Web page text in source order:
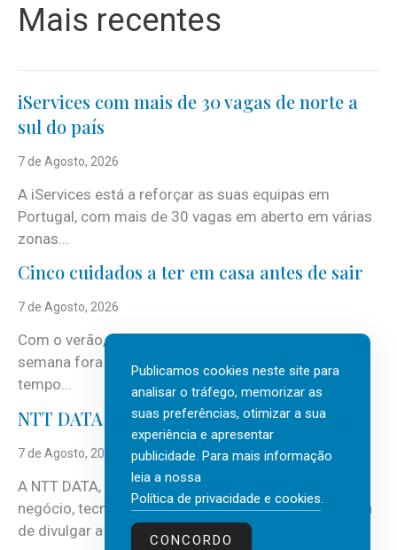
Mais recentes
iServices com mais de 30 vagas de norte a
sul do país
7 de Agosto, 2026
A iServices está a reforçar as suas equipas em
Portugal, com mais de 30 vagas em aberto em várias
zonas...
Cinco cuidados a ter em casa antes de sair
7 de Agosto, 2026
Com o verão, chegam também as férias, os fins-de-
semana fora e os dias em que a casa fica mais
tempo...
NTT DATA Insurtech Global Outlook 2026
7 de Agosto, 2026
A NTT DATA, consultora global em serviços de
negócio, tecnologia e inteligência artificial (IA), acaba
de divulgar a mais recente...
Publicamos cookies neste site para
analisar o tráfego, memorizar as
suas preferências, otimizar a sua
experiência e apresentar
publicidade. Para mais informação
leia a nossa
Política de privacidade e cookies.
CONCORDO